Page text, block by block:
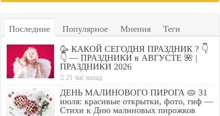
Последние Популярное Мнения Теги
🥳 КАКОЙ СЕГОДНЯ ПРАЗДНИК ? 👇
👇 — ПРАЗДНИКИ в АВГУСТЕ 🌺 |
ПРАЗДНИКИ 2026
21 час назад
ДЕНЬ МАЛИНОВОГО ПИРОГА 🥧 31
июля: красивые открытки, фото, гиф —
Стихи к Дню малиновых пирожков